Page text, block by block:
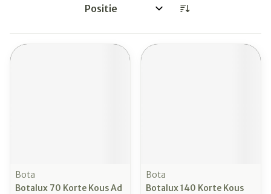
Sorteer op:
Bota
Botalux 70 Korte Kous Ad
Bota
Botalux 140 Korte Kous